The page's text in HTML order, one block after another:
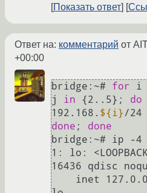
Показать ответ
Ответ на: комментарий от
+00:00
bridge:~# for i
j
in {2..5}; do
192.168. ${i} /24
done ; done
bridge:~# ip -4
1: lo:
16436 qdisc